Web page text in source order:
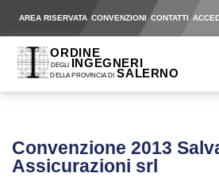
AREA RISERVATA CONVENZIONI CONTATTI
Convenzione 2013
Assicurazioni srl